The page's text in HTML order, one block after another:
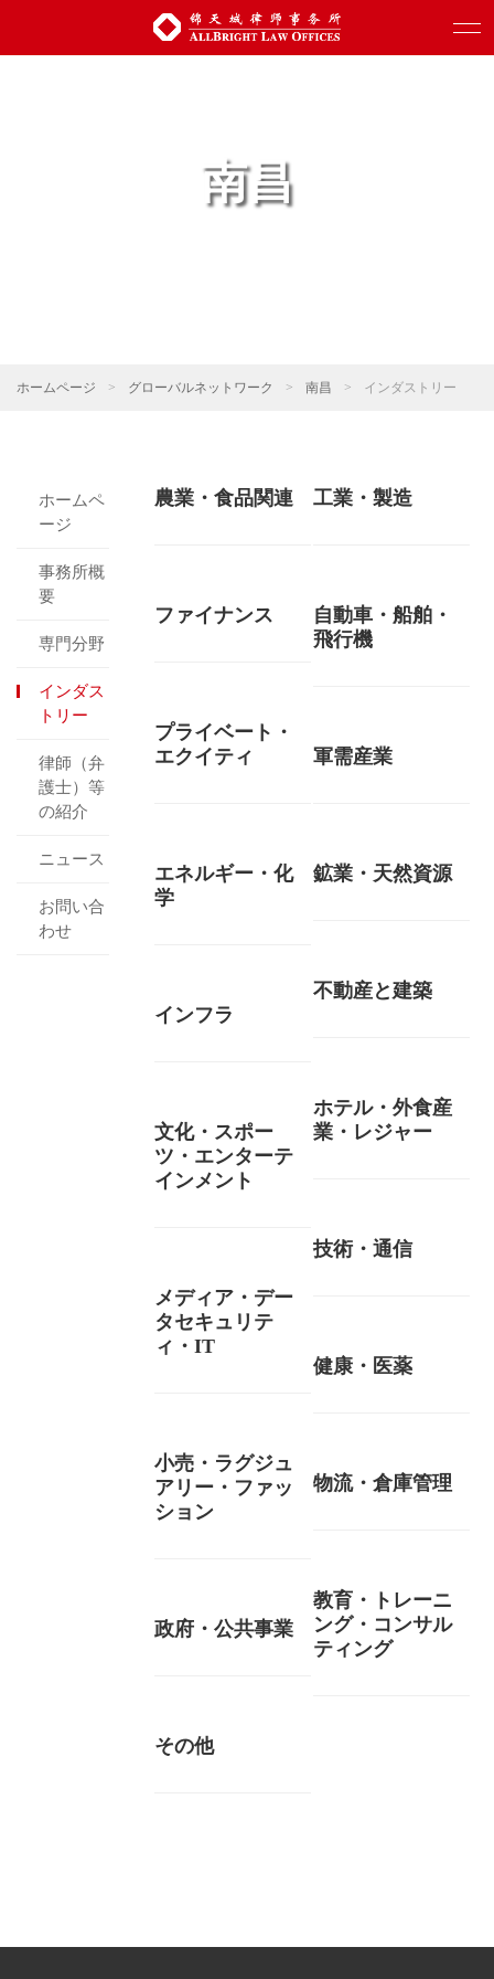
南昌
ホームページ > グローバルネットワーク > 南昌 > インダストリー
ホームペ
ージ
事務所概
要
専門分野
インダス
トリー
律師（弁
護士）等
の紹介
ニュース
お問い合
わせ
農業・食品関連 工業・製造
ファイナンス
自動車・船舶・
飛行機
プライベート・
エクイティ
軍需産業
エネルギー・化
学
鉱業・天然資源
不動産と建築
インフラ
ホテル・外食産
業・レジャー
文化・スポー
ツ・エンターテ
インメント
技術・通信
メディア・デー
タセキュリテ
ィ・IT
健康・医薬
小売・ラグジュ
アリー・ファッ
ション
物流・倉庫管理
教育・トレーニ
ング・コンサル
ティング
政府・公共事業
その他